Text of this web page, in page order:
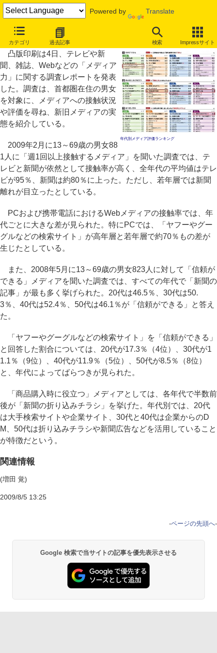
Powered by Translate
カテゴリ 過去記事 検索 Impressサイト
信頼できるメディア1位は新聞記事、検索サイトは年代でばらつき
年代別メディア評価ランキング
凸版印刷は4日、テレビや新
聞、雑誌、Webなどの「メディア
力」に関する調査レポートを発表
した。調査は、首都圏在住の男女
を対象に、メディアへの接触状況
や評価を尋ね、新旧メディアの実
態を紹介している。
2009年2月に13～69歳の男女88
1人に「週1回以上接触するメディア」を聞いた調査では、テ
レビと新聞が依然として接触率が高く、全年代の平均値はテレ
ビが95％、新聞は約80％に上った。ただし、若年層では新聞
離れが目立ったとしている。
PCおよび携帯電話におけるWebメディアの接触率では、年
代ごとに大きな差が見られた。特にPCでは、「ヤフーやグー
グルなどの検索サイト」が高年層と若年層で約70％もの差が
生じたとしている。
また、2008年5月に13～69歳の男女823人に対して「信頼が
できる」メディアを聞いた調査では、すべての年代で「新聞の
記事」が最も多く挙げられた。20代は46.5％、30代は50.
3％、40代は52.4％、50代は46.1％が「信頼ができる」と答え
た。
「ヤフーやグーグルなどの検索サイト」を「信頼ができる」
と回答した割合については、20代が17.3％（4位）、30代が1
1.1％（9位）、40代が11.9％（5位）、50代が8.5％（8位）
と、年代によってばらつきが見られた。
「商品購入時に役立つ」メディアとしては、各年代で半数前
後が「新聞の折り込みチラシ」を挙げた。年代別では、20代
は大手検索サイトや企業サイト、30代と40代は企業からのD
M、50代は折り込みチラシや新聞広告などを活用していること
が特徴だという。
関連情報
(増田 覚)
2009/8/5 13:25
-ページの先頭へ-
Google 検索で当サイトの記事を優先表示させる